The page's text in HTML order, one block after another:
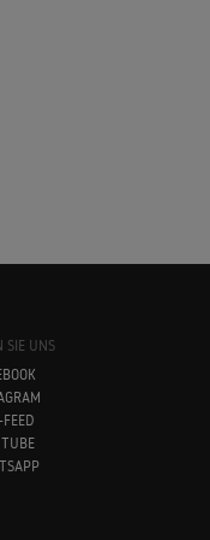
SIE UNS
FEED